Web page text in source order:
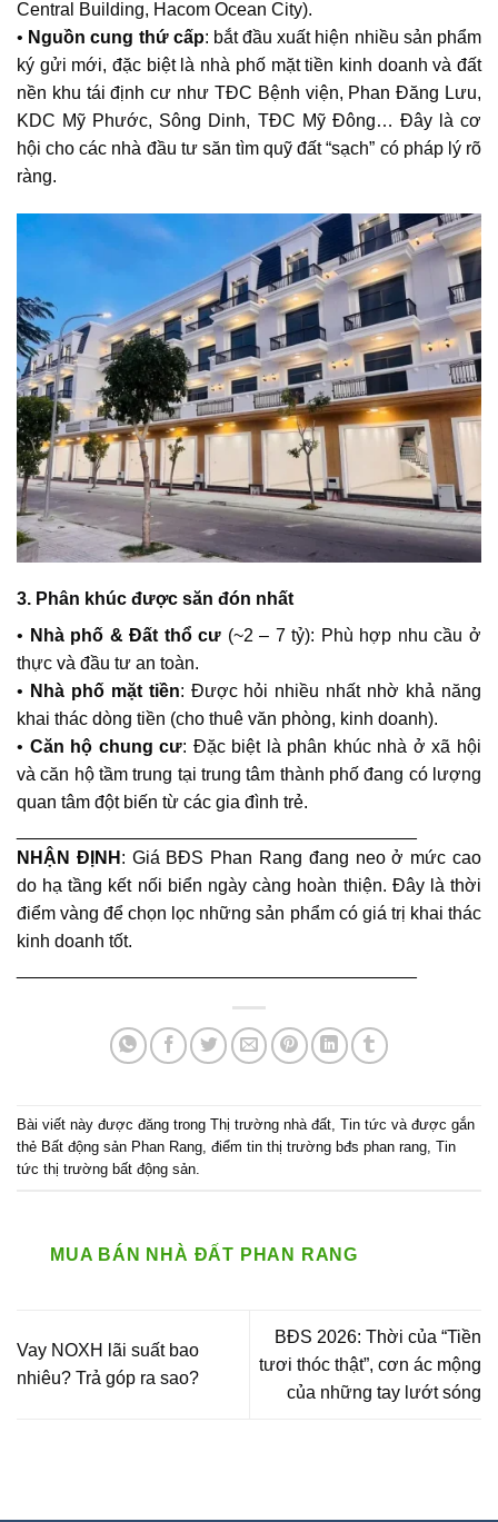
Central Building, Hacom Ocean City).
• Nguồn cung thứ cấp: bắt đầu xuất hiện nhiều sản phẩm
ký gửi mới, đặc biệt là nhà phố mặt tiền kinh doanh và đất
nền khu tái định cư như TĐC Bệnh viện, Phan Đăng Lưu,
KDC Mỹ Phước, Sông Dinh, TĐC Mỹ Đông… Đây là cơ
hội cho các nhà đầu tư săn tìm quỹ đất “sạch” có pháp lý rõ
ràng.
3. Phân khúc được săn đón nhất
• Nhà phố & Đất thổ cư (~2 – 7 tỷ): Phù hợp nhu cầu ở
thực và đầu tư an toàn.
• Nhà phố mặt tiền: Được hỏi nhiều nhất nhờ khả năng
khai thác dòng tiền (cho thuê văn phòng, kinh doanh).
• Căn hộ chung cư: Đặc biệt là phân khúc nhà ở xã hội
và căn hộ tầm trung tại trung tâm thành phố đang có lượng
quan tâm đột biến từ các gia đình trẻ.
NHẬN ĐỊNH : Giá BĐS Phan Rang đang neo ở mức cao
do hạ tầng kết nối biển ngày càng hoàn thiện. Đây là thời
điểm vàng để chọn lọc những sản phẩm có giá trị khai thác
kinh doanh tốt.
Bài viết này được đăng trong Thị trường nhà đất Tin tức và được gắn
thẻ Bất động sản Phan Rang điểm tin thị trường bđs phan rang Tin
tức thị trường bất động sản
MUA BÁN NHÀ ĐẤT PHAN RANG
Vay NOXH lãi suất bao
nhiêu? Trả góp ra sao?
BĐS 2026: Thời của “Tiền
tươi thóc thật”, cơn ác mộng
của những tay lướt sóng